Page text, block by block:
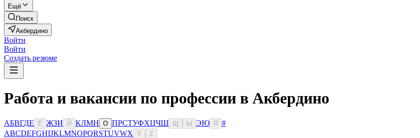
Ещё
Поиск
Акбердино
Войти
Войти
Создать резюме
Работа и вакансии по профессии в Акбердино
АБВГДЕ Ё ЖЗИ Й КЛМН О ПРСТУФХЦЧШ Ы ЭЮ Я
#
ABCDEFGHIJKLMNOPQRSTUVWX Y Z